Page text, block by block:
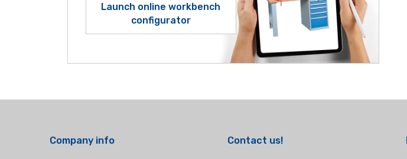
Launch online workbench
configurator
Company info Contact us!